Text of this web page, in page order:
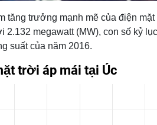
tăng trưởng mạnh mẽ của điện
2.132 megawatt (MW), con số kỷ
suất của năm 2016.